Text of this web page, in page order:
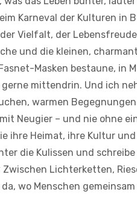
Karneval der Kulturen in
Vielfalt, der
und die kleinen,
Masken bestaune, in
mittendrin. Und ich
warmen
Neugier – und nie ohne
ihre Heimat, ihre Kultur
die Kulissen und
Lichterketten,
wo Menschen